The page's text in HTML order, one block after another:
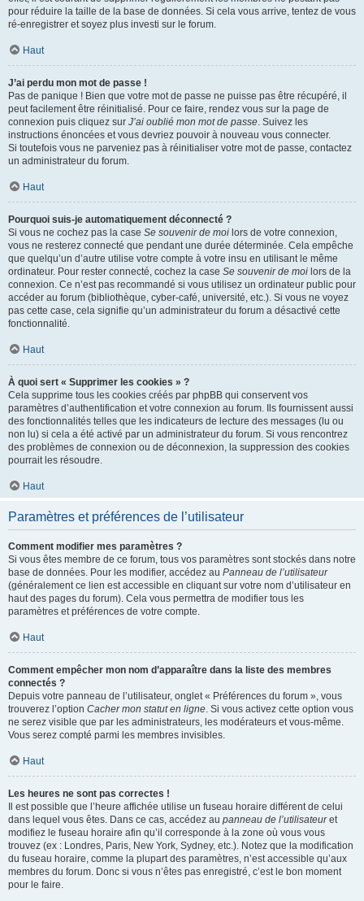
pour réduire la taille de la base de données. Si cela vous arrive, tentez de vous
ré-enregistrer et soyez plus investi sur le forum.
Haut
J’ai perdu mon mot de passe !
Pas de panique ! Bien que votre mot de passe ne puisse pas être récupéré, il
peut facilement être réinitialisé. Pour ce faire, rendez vous sur la page de
connexion puis cliquez sur J’ai oublié mon mot de passe. Suivez les
instructions énoncées et vous devriez pouvoir à nouveau vous connecter.
Si toutefois vous ne parveniez pas à réinitialiser votre mot de passe, contactez
un administrateur du forum.
Haut
Pourquoi suis-je automatiquement déconnecté ?
Si vous ne cochez pas la case Se souvenir de moi lors de votre connexion,
vous ne resterez connecté que pendant une durée déterminée. Cela empêche
que quelqu’un d’autre utilise votre compte à votre insu en utilisant le même
ordinateur. Pour rester connecté, cochez la case Se souvenir de moi lors de la
connexion. Ce n’est pas recommandé si vous utilisez un ordinateur public pour
accéder au forum (bibliothèque, cyber-café, université, etc.). Si vous ne voyez
pas cette case, cela signifie qu’un administrateur du forum a désactivé cette
fonctionnalité.
Haut
À quoi sert « Supprimer les cookies » ?
Cela supprime tous les cookies créés par phpBB qui conservent vos
paramètres d’authentification et votre connexion au forum. Ils fournissent aussi
des fonctionnalités telles que les indicateurs de lecture des messages (lu ou
non lu) si cela a été activé par un administrateur du forum. Si vous rencontrez
des problèmes de connexion ou de déconnexion, la suppression des cookies
pourrait les résoudre.
Haut
Paramètres et préférences de l’utilisateur
Comment modifier mes paramètres ?
Si vous êtes membre de ce forum, tous vos paramètres sont stockés dans notre
base de données. Pour les modifier, accédez au Panneau de l’utilisateur
(généralement ce lien est accessible en cliquant sur votre nom d’utilisateur en
haut des pages du forum). Cela vous permettra de modifier tous les
paramètres et préférences de votre compte.
Haut
Comment empêcher mon nom d’apparaître dans la liste des membres
connectés ?
Depuis votre panneau de l’utilisateur, onglet « Préférences du forum », vous
trouverez l’option Cacher mon statut en ligne. Si vous activez cette option vous
ne serez visible que par les administrateurs, les modérateurs et vous-même.
Vous serez compté parmi les membres invisibles.
Haut
Les heures ne sont pas correctes !
Il est possible que l’heure affichée utilise un fuseau horaire différent de celui
dans lequel vous êtes. Dans ce cas, accédez au panneau de l’utilisateuret
modifiez le fuseau horaire afin qu’il corresponde à la zone où vous vous
trouvez (ex : Londres, Paris, New York, Sydney, etc.). Notez que la modification
du fuseau horaire, comme la plupart des paramètres, n’est accessible qu’aux
membres du forum. Donc si vous n’êtes pas enregistré, c’est le bon moment
pour le faire.